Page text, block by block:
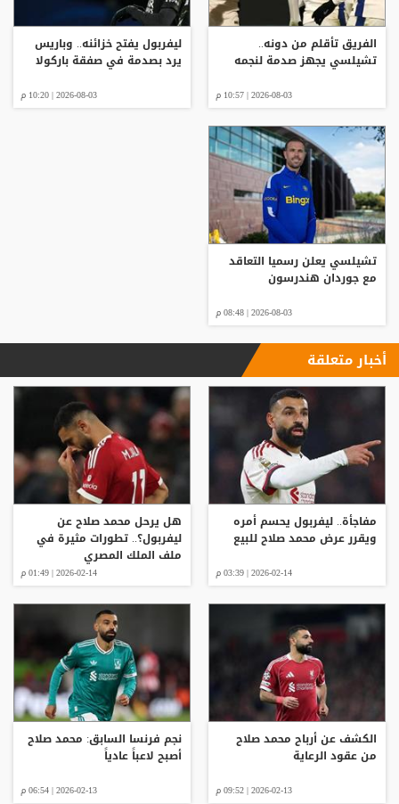
الفريق تأقلم من دونه..
تشيلسي يجهز صدمة لنجمه
2026-08-03 | 10:57 م
ليفربول يفتح خزائنه.. وباريس
يرد بصدمة في صفقة باركولا
2026-08-03 | 10:20 م
تشيلسي يعلن رسميا التعاقد
مع جوردان هندرسون
2026-08-03 | 08:48 م
أخبار متعلقة
مفاجأة.. ليفربول يحسم أمره
ويقرر عرض محمد صلاح للبيع
2026-02-14 | 03:39 م
هل يرحل محمد صلاح عن
ليفربول؟.. تطورات مثيرة في
ملف الملك المصري
2026-02-14 | 01:49 م
الكشف عن أرباح محمد صلاح
من عقود الرعاية
2026-02-13 | 09:52 م
نجم فرنسا السابق: محمد صلاح
أصبح لاعباً عادياً
2026-02-13 | 06:54 م